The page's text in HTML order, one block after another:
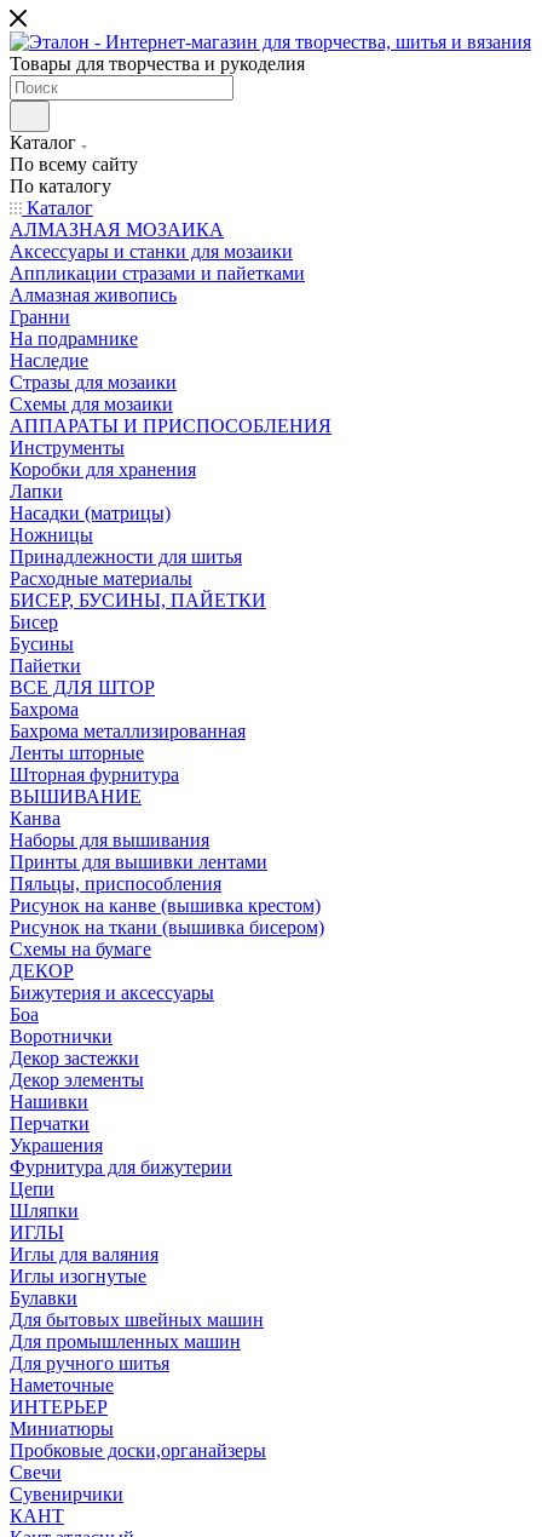
Товары для творчества и рукоделия
Каталог
По всему сайту
По каталогу
Каталог
АЛМАЗНАЯ МОЗАИКА
Аксессуары и станки для мозаики
Аппликации стразами и пайетками
Алмазная живопись
Гранни
На подрамнике
Наследие
Стразы для мозаики
Схемы для мозаики
АППАРАТЫ И ПРИСПОСОБЛЕНИЯ
Инструменты
Коробки для хранения
Лапки
Насадки (матрицы)
Ножницы
Принадлежности для шитья
Расходные материалы
БИСЕР, БУСИНЫ, ПАЙЕТКИ
Бисер
Бусины
Пайетки
ВСЕ ДЛЯ ШТОР
Бахрома
Бахрома металлизированная
Ленты шторные
Шторная фурнитура
ВЫШИВАНИЕ
Канва
Наборы для вышивания
Принты для вышивки лентами
Пяльцы, приспособления
Рисунок на канве (вышивка крестом)
Рисунок на ткани (вышивка бисером)
Схемы на бумаге
ДЕКОР
Бижутерия и аксессуары
Боа
Воротнички
Декор застежки
Декор элементы
Нашивки
Перчатки
Украшения
Фурнитура для бижутерии
Цепи
Шляпки
ИГЛЫ
Иглы для валяния
Иглы изогнутые
Булавки
Для бытовых швейных машин
Для промышленных машин
Для ручного шитья
Наметочные
ИНТЕРЬЕР
Миниатюры
Пробковые доски,органайзеры
Свечи
Сувенирчики
КАНТ